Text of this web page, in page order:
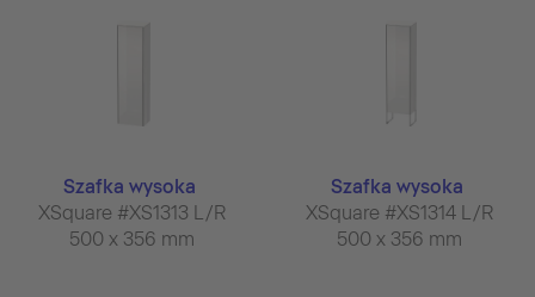
Szafka wysoka
XSquare #XS1313 L/R
500 x 356 mm
Szafka wysoka
XSquare #XS1314 L/R
500 x 356 mm